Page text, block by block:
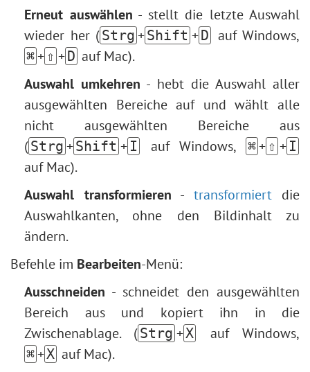
Tonwertkorrektur
Bildgrößenbearbeitung
Neuronale Filter (AI)
Installation unter Windows
Installation unter Mac
Mosaik-Effekt
Wassertropfen
Text umranden
Vintage-Effekt
Bilder altern lassen
Bokeh-Effekt
Farbton anpassen
Augenfarbe ändern
Brille entfernen
Lippenstiftauswahl
Fotoretusche
Erneut auswählen - stellt die letzte Auswahl
wieder her (Strg +Shift +D auf Windows,
⌘+ ⇧ +D auf Mac).
Auswahl umkehren - hebt die Auswahl aller
ausgewählten Bereiche auf und wählt alle
nicht ausgewählten Bereiche aus
(Strg +Shift + I auf Windows, ⌘+ ⇧ + I
auf Mac).
Auswahl transformieren - transformiertdie
Auswahlkanten, ohne den Bildinhalt zu
ändern.
Befehle im Bearbeiten-Menü:
Ausschneiden - schneidet den ausgewählten
Bereich aus und kopiert ihn in die
Zwischenablage. (Strg +X auf Windows,
⌘+X auf Mac).